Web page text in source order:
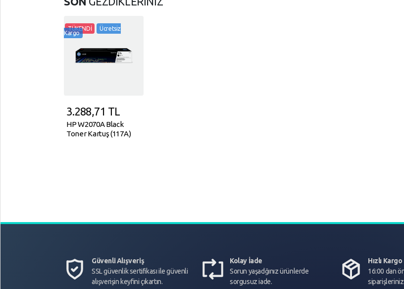
TÜKENDİ Ücretsiz
Kargo
3.288,71 TL
HP W2070A Black
Toner Kartuş (117A)
Güvenli Alışveriş
SSL güvenlik sertifikası ile güvenli
alışverişin keyfini çıkartın.
Kolay İade
Sorun yaşadğınız ürünlerde
sorgusuz iade.
Hızlı Kargo
16:00 dan
siparişleriniz